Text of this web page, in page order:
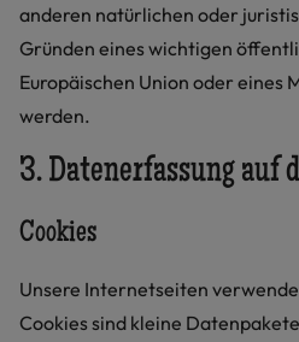
anderen natürlichen oder
Gründen eines wichtigen
Europäischen Union oder
werden.
3. Datenerfassung auf
Cookies
Unsere Internetseiten
Cookies sind kleine